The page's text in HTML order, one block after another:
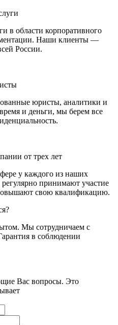
в области корпоративного
Наши клиенты —
России.
юристы, аналитики и
и деньги, мы берем все
от трех лет
у каждого из наших
принимают участие
свою квалификацию.
Мы сотрудничаем с
в соблюдении
Вас вопросы. Это